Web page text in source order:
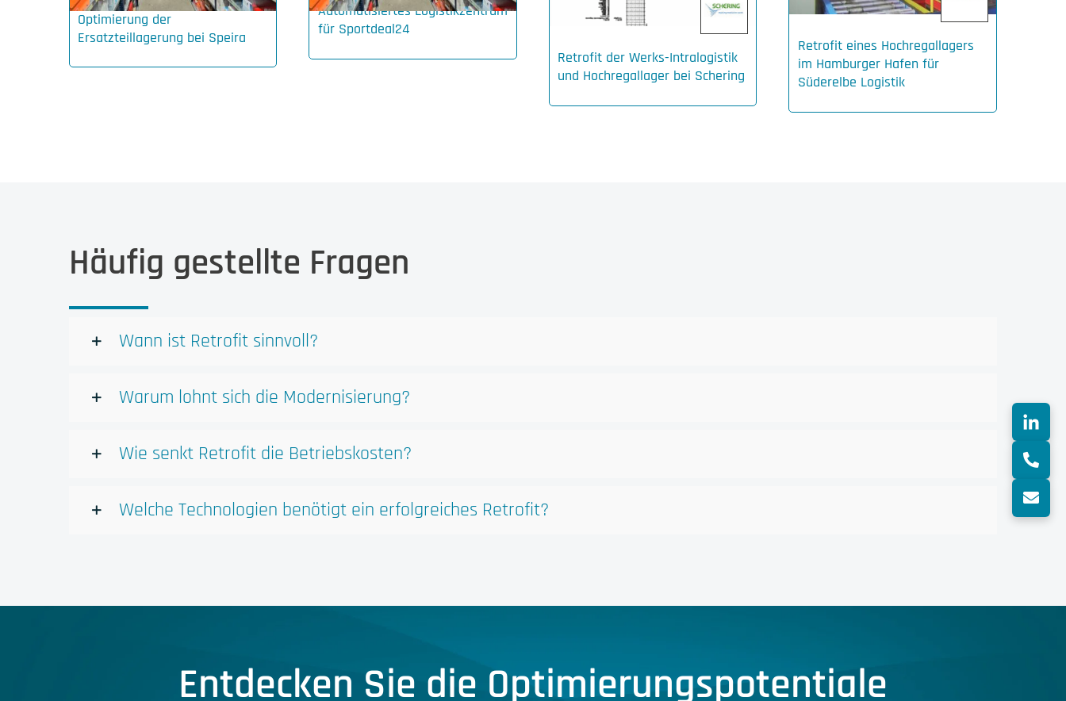
Optimierung der
Ersatzteillagerung bei Speira
Automatisiertes Logistikzentrum
für Sportdeal24
Retrofit der Werks-Intralogistik
und Hochregallager bei Schering
Retrofit eines Hochregallagers
im Hamburger Hafen für
Süderelbe Logistik
Häufig gestellte Fragen
Wann ist Retrofit sinnvoll?
Warum lohnt sich die Modernisierung?
Wie senkt Retrofit die Betriebskosten?
Welche Technologien benötigt ein erfolgreiches Retrofit?
Entdecken Sie die Optimierungspotentiale